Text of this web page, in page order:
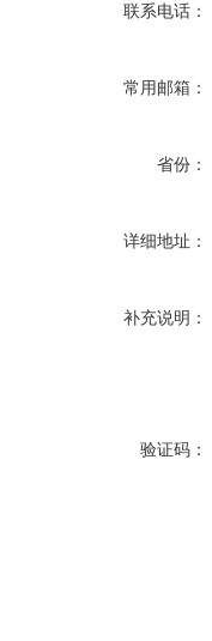
联系电话：
常用邮箱：
省份：
详细地址：
补充说明：
验证码：